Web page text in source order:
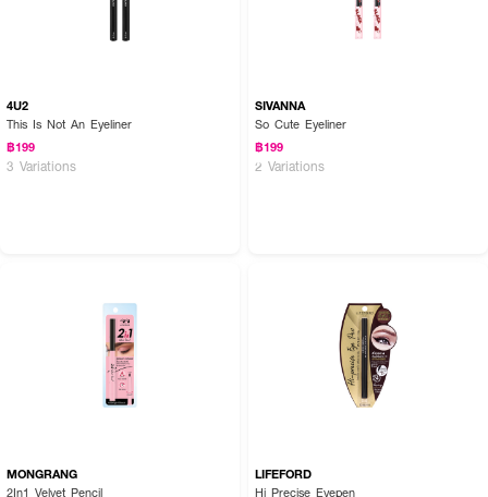
4U2
This Is Not An Eyeliner
฿199
3 Variations
SIVANNA
So Cute Eyeliner
฿199
2 Variations
MONGRANG
2In1 Velvet Pencil
LIFEFORD
Hi Precise Eyepen